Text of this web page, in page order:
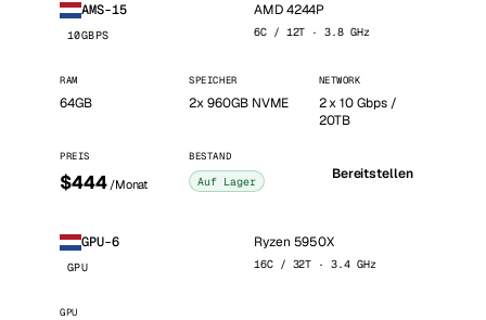
AMS-15
10GBPS
AMD 4244P
6C / 12T · 3.8 GHz
RAM
64GB
SPEICHER
2x 960GB NVME
NETWORK
2 x 10 Gbps /
20TB
PREIS
$444 /Monat
BESTAND
Auf Lager Bereitstellen
GPU-6
GPU
Ryzen 5950X
16C / 32T · 3.4 GHz
GPU